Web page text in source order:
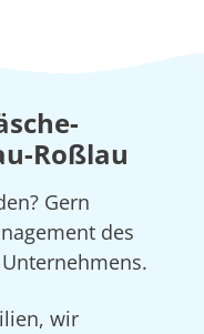
Roßlau
Gern
des
wir